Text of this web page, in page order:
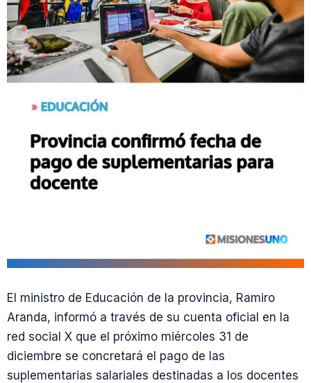
El ministro de Educación de la provincia, Ramiro
Aranda, informó a través de su cuenta oficial en la
red social X que el próximo miércoles 31 de
diciembre se concretará el pago de las
suplementarias salariales destinadas a los docentes